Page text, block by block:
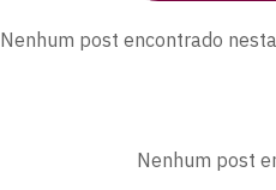
Nenhum post encontrado
Nenhum post